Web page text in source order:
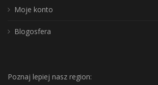
Moje konto
Blogosfera
Poznaj lepiej nasz region: